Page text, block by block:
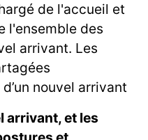
de l'accueil et
l'ensemble des
arrivant. Les
nouvel arrivant
arrivant, et les